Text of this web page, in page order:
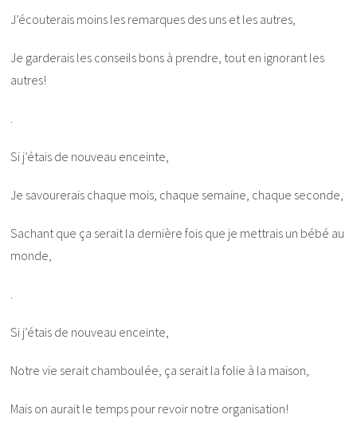
J’écouterais moins les remarques des uns et les autres,
Je garderais les conseils bons à prendre, tout en ignorant les
autres!
Si j’étais de nouveau enceinte,
Je savourerais chaque mois, chaque semaine, chaque seconde,
Sachant que ça serait la dernière fois que je mettrais un bébé au
monde,
Si j’étais de nouveau enceinte,
Notre vie serait chamboulée, ça serait la folie à la maison,
Mais on aurait le temps pour revoir notre organisation!